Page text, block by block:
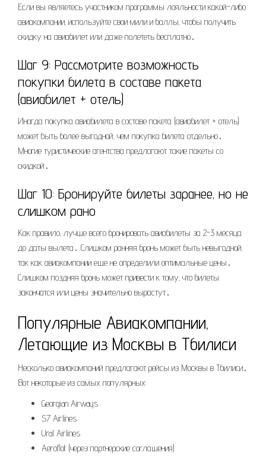
Если вы являетесь участником программы лояльности какой-либо
авиакомпании‚ используйте свои мили и баллы‚ чтобы получить
скидку на авиабилет или даже полететь бесплатно․
Шаг 9: Рассмотрите возможность
покупки билета в составе пакета
(авиабилет + отель)
Иногда покупка авиабилета в составе пакета (авиабилет + отель)
может быть более выгодной‚ чем покупка билета отдельно․
Многие туристические агентства предлагают такие пакеты со
скидкой․
Шаг 10: Бронируйте билеты заранее‚ но не
слишком рано
Как правило‚ лучше всего бронировать авиабилеты за 2-3 месяца
до даты вылета․ Слишком ранняя бронь может быть невыгодной‚
так как авиакомпании еще не определили оптимальные цены․
Слишком поздняя бронь может привести к тому‚ что билеты
закончатся или цены значительно вырастут․
Популярные Авиакомпании‚
Летающие из Москвы в Тбилиси
Несколько авиакомпаний предлагают рейсы из Москвы в Тбилиси․
Вот некоторые из самых популярных:
Georgian Airways
S7 Airlines
Ural Airlines
Aeroflot (через партнерские соглашения)